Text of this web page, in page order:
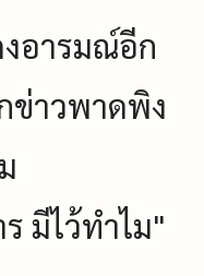
งอารมณ์อีก
ข่าวพาดพิง
มีไว้ทำไม"